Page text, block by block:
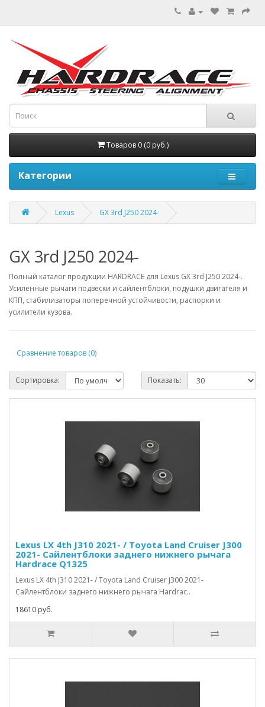
Товаров 0 (0 руб.)
Категории
Lexus GX 3rd J250 2024-
GX 3rd J250 2024-
Полный каталог продукции HARDRACE для Lexus GX 3rd J250 2024-.
Усиленные рычаги подвески и сайлентблоки, подушки двигателя и
КПП, стабилизаторы поперечной устойчивости, распорки и
усилители кузова.
Сравнение товаров (0)
Сортировка: Показать:
Lexus LX 4th J310 2021- / Toyota Land Cruiser J300
2021- Сайлентблоки заднего нижнего рычага
Hardrace Q1325
Lexus LX 4th J310 2021- / Toyota Land Cruiser J300 2021-
Сайлентблоки заднего нижнего рычага Hardrac..
18610 руб.